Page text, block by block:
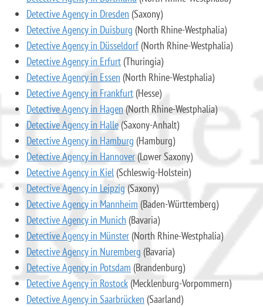
Detective Agency in Dresden (Saxony)
Detective Agency in Duisburg (North Rhine-Westphalia)
Detective Agency in Düsseldorf(North Rhine-Westphalia)
Detective Agency in Erfurt(Thuringia)
Detective Agency in Essen (North Rhine-Westphalia)
Detective Agency in Frankfurt(Hesse)
Detective Agency in Hagen (North Rhine-Westphalia)
Detective Agency in Halle(Saxony-Anhalt)
Detective Agency in Hamburg (Hamburg)
Detective Agency in Hannover(Lower Saxony)
Detective Agency in Kiel (Schleswig-Holstein)
Detective Agency in Leipzig (Saxony)
Detective Agency in Mannheim (Baden-Württemberg)
Detective Agency in Munich (Bavaria)
Detective Agency in Münster(North Rhine-Westphalia)
Detective Agency in Nuremberg (Bavaria)
Detective Agency in Potsdam (Brandenburg)
Detective Agency in Rostock(Mecklenburg-Vorpommern)
Detective Agency in Saarbrücken (Saarland)